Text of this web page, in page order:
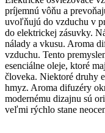
príjemnú vôňu a
uvoľňujú do vzduchu v
do elektrickej zásuvky.
nálady a vkusu. Aroma
vzduchu. Tento
esenciálne oleje, ktoré
človeka. Niektoré druhy
hmyz. Aroma difuzéry
modernému dizajnu sú
veľmi rýchlo stane